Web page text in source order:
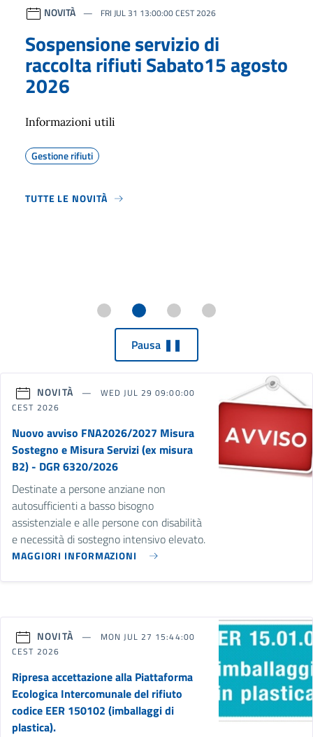
NOVITÀ FRI JUL 31 13:00:00 CEST 2026
Sospensione servizio di
raccolta rifiuti Sabato15 agosto
2026
Informazioni utili
Gestione rifiuti
TUTTE LE NOVITÀ
Pausa ❚❚
NOVITÀ
WED JUL 29 09:00:00
CEST 2026
Nuovo avviso FNA2026/2027 Misura
Sostegno e Misura Servizi (ex misura
B2) - DGR 6320/2026
Destinate a persone anziane non
autosufficienti a basso bisogno
assistenziale e alle persone con disabilità
e necessità di sostegno intensivo elevato.
MAGGIORI INFORMAZIONI
NOVITÀ
MON JUL 27 15:44:00
CEST 2026
Ripresa accettazione alla Piattaforma
Ecologica Intercomunale del rifiuto
codice EER 150102 (imballaggi di
plastica).